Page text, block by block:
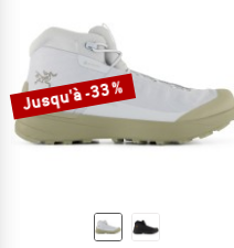
Jusqu'à -33 %